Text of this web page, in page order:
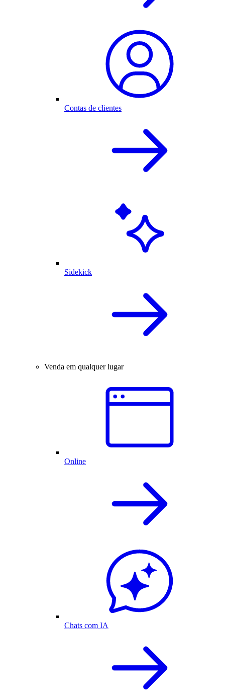
Contas de clientes
Sidekick
Venda em qualquer lugar
Online
Chats com IA